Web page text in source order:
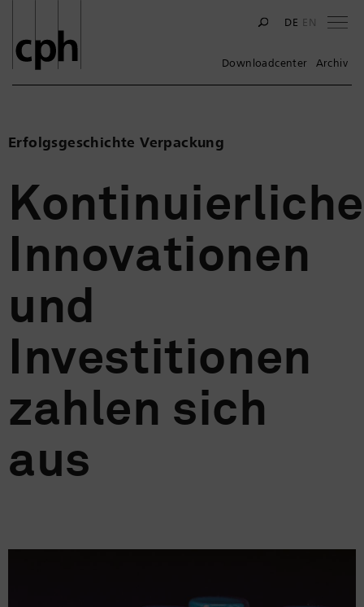
DE EN
Downloadcenter Archiv
Erfolgsgeschichte Verpackung
Kontinuierliche
Innovationen
und
Investitionen
zahlen sich
aus